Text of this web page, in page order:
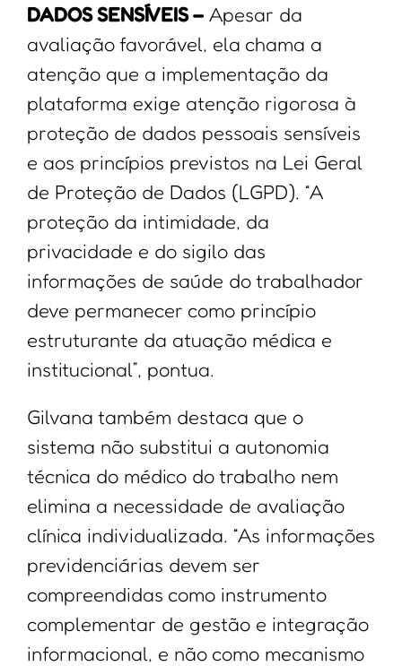
DADOS SENSÍVEIS – Apesar da
avaliação favorável, ela chama a
atenção que a implementação da
plataforma exige atenção rigorosa à
proteção de dados pessoais sensíveis
e aos princípios previstos na Lei Geral
de Proteção de Dados (LGPD). “A
proteção da intimidade, da
privacidade e do sigilo das
informações de saúde do trabalhador
deve permanecer como princípio
estruturante da atuação médica e
institucional”, pontua.
Gilvana também destaca que o
sistema não substitui a autonomia
técnica do médico do trabalho nem
elimina a necessidade de avaliação
clínica individualizada. “As informações
previdenciárias devem ser
compreendidas como instrumento
complementar de gestão e integração
informacional, e não como mecanismo